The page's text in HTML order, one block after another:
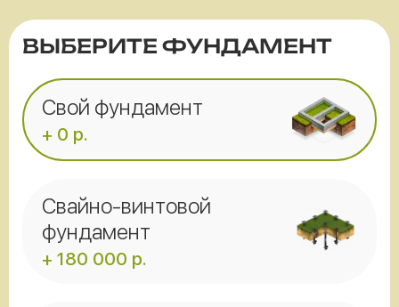
ВЫБЕРИТЕ ФУНДАМЕНТ
Свой фундамент
+ 0 р.
Свайно-винтовой
фундамент
+ 180 000 р.